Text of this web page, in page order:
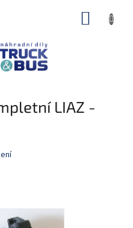
LIAZ -